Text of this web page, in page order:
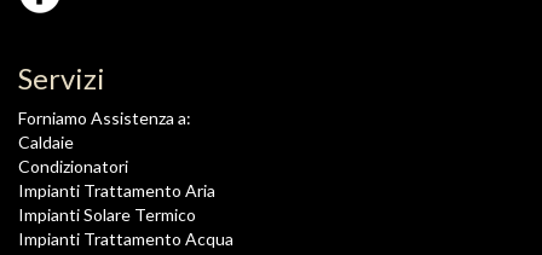
Servizi
Forniamo Assistenza a:
Caldaie
Condizionatori
Impianti Trattamento Aria
Impianti Solare Termico
Impianti Trattamento Acqua